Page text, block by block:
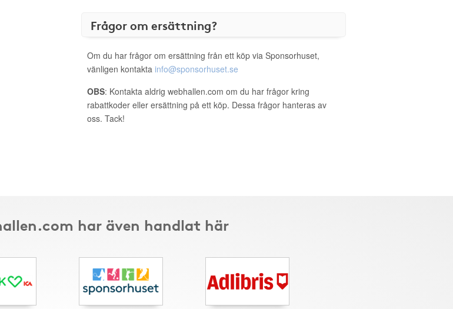
Frågor om ersättning?
Om du har frågor om ersättning från ett köp via Sponsorhuset,
vänligen kontakta info@sponsorhuset.se
OBS: Kontakta aldrig webhallen.com om du har frågor kring
rabattkoder eller ersättning på ett köp. Dessa frågor hanteras av
oss. Tack!
har även handlat här